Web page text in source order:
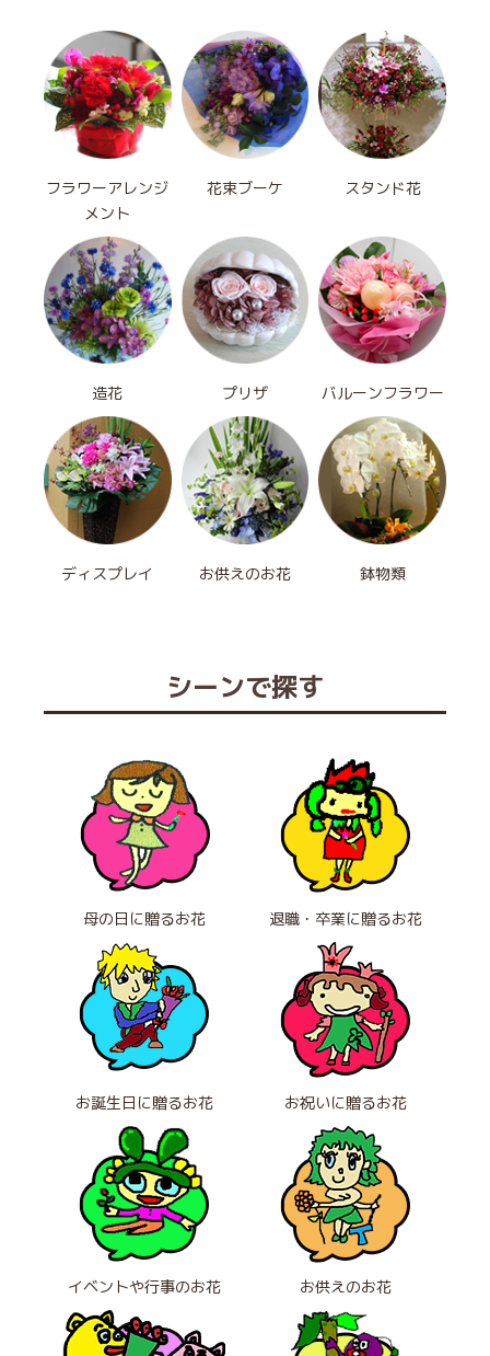
フラワーアレンジ
メント
花束ブーケ スタンド花
造花 プリザ バルーンフラワー
ディスプレイ お供えのお花 鉢物類
シーンで探す
母の日に贈るお花 退職・卒業に贈るお花
お誕生日に贈るお花 お祝いに贈るお花
イベントや行事のお花 お供えのお花